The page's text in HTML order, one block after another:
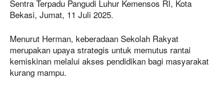
Sentra Terpadu Pangudi Luhur Kemensos RI, Kota
Bekasi, Jumat, 11 Juli 2025.
Menurut Herman, keberadaan Sekolah Rakyat
merupakan upaya strategis untuk memutus rantai
kemiskinan melalui akses pendidikan bagi masyarakat
kurang mampu.